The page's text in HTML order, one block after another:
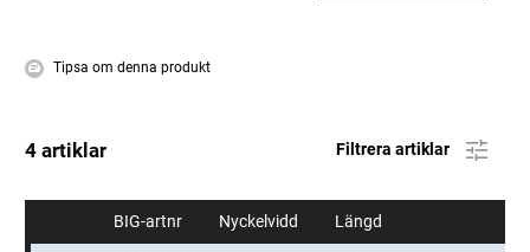
Tipsa om denna produkt
4 artiklar Filtrera artiklar
BIG-artnr Nyckelvidd Längd